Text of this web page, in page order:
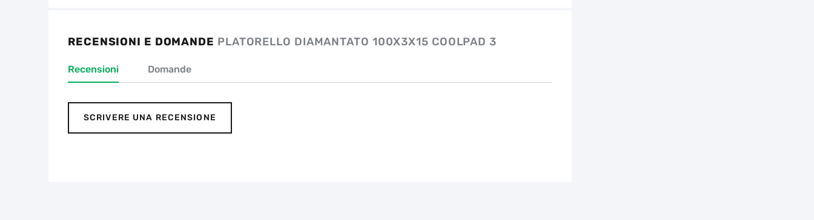
RECENSIONI E DOMANDE PLATORELLO DIAMANTATO 100X3X15 COOLPAD 3
Recensioni Domande
SCRIVERE UNA RECENSIONE